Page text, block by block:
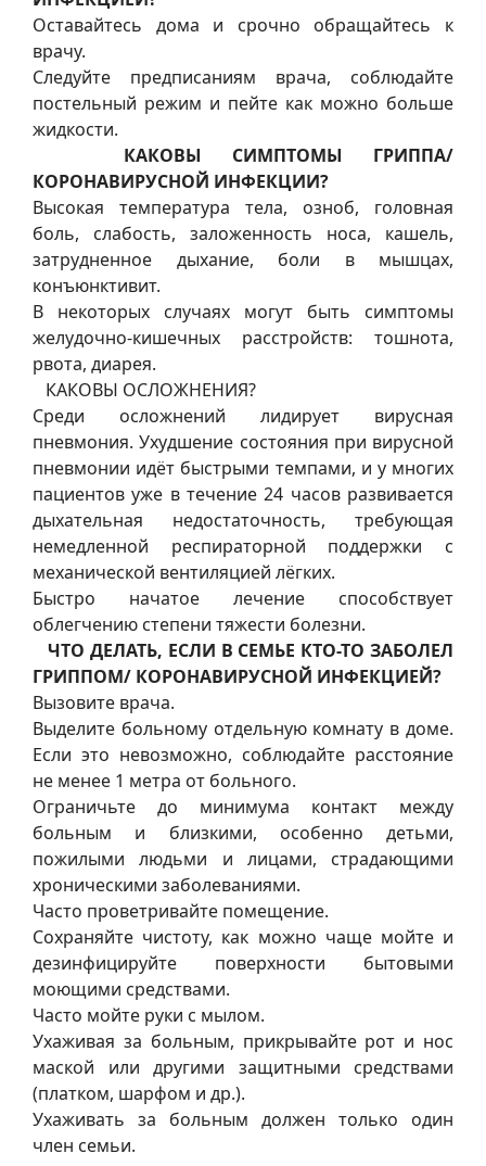
Оставайтесь дома и срочно обращайтесь к
врачу.
Следуйте предписаниям врача, соблюдайте
постельный режим и пейте как можно больше
жидкости.
КАКОВЫ СИМПТОМЫ ГРИППА/
КОРОНАВИРУСНОЙ ИНФЕКЦИИ?
Высокая температура тела, озноб, головная
боль, слабость, заложенность носа, кашель,
затрудненное дыхание, боли в мышцах,
конъюнктивит.
В некоторых случаях могут быть симптомы
желудочно-кишечных расстройств: тошнота,
рвота, диарея.
КАКОВЫ ОСЛОЖНЕНИЯ?
Среди осложнений лидирует вирусная
пневмония. Ухудшение состояния при вирусной
пневмонии идёт быстрыми темпами, и у многих
пациентов уже в течение 24 часов развивается
дыхательная недостаточность, требующая
немедленной респираторной поддержки с
механической вентиляцией лёгких.
Быстро начатое лечение способствует
облегчению степени тяжести болезни.
ЧТО ДЕЛАТЬ, ЕСЛИ В СЕМЬЕ КТО-ТО ЗАБОЛЕЛ
ГРИППОМ/ КОРОНАВИРУСНОЙ ИНФЕКЦИЕЙ?
Вызовите врача.
Выделите больному отдельную комнату в доме.
Если это невозможно, соблюдайте расстояние
не менее 1 метра от больного.
Ограничьте до минимума контакт между
больным и близкими, особенно детьми,
пожилыми людьми и лицами, страдающими
хроническими заболеваниями.
Часто проветривайте помещение.
Сохраняйте чистоту, как можно чаще мойте и
дезинфицируйте поверхности бытовыми
моющими средствами.
Часто мойте руки с мылом.
Ухаживая за больным, прикрывайте рот и нос
маской или другими защитными средствами
(платком, шарфом и др.).
Ухаживать за больным должен только один
член семьи.